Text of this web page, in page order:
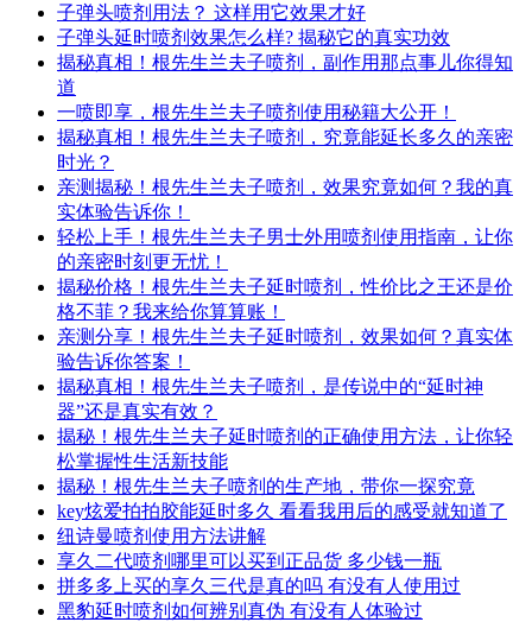
子弹头喷剂用法？ 这样用它效果才好
子弹头延时喷剂效果怎么样? 揭秘它的真实功效
揭秘真相！根先生兰夫子喷剂，副作用那点事儿你得知
道
一喷即享，根先生兰夫子喷剂使用秘籍大公开！
揭秘真相！根先生兰夫子喷剂，究竟能延长多久的亲密
时光？
亲测揭秘！根先生兰夫子喷剂，效果究竟如何？我的真
实体验告诉你！
轻松上手！根先生兰夫子男士外用喷剂使用指南，让你
的亲密时刻更无忧！
揭秘价格！根先生兰夫子延时喷剂，性价比之王还是价
格不菲？我来给你算算账！
亲测分享！根先生兰夫子延时喷剂，效果如何？真实体
验告诉你答案！
揭秘真相！根先生兰夫子喷剂，是传说中的“延时神
器”还是真实有效？
揭秘！根先生兰夫子延时喷剂的正确使用方法，让你轻
松掌握性生活新技能
揭秘！根先生兰夫子喷剂的生产地，带你一探究竟
key炫爱拍拍胶能延时多久 看看我用后的感受就知道了
纽诗曼喷剂使用方法讲解
享久二代喷剂哪里可以买到正品货 多少钱一瓶
拼多多上买的享久三代是真的吗 有没有人使用过
黑豹延时喷剂如何辨别真伪 有没有人体验过